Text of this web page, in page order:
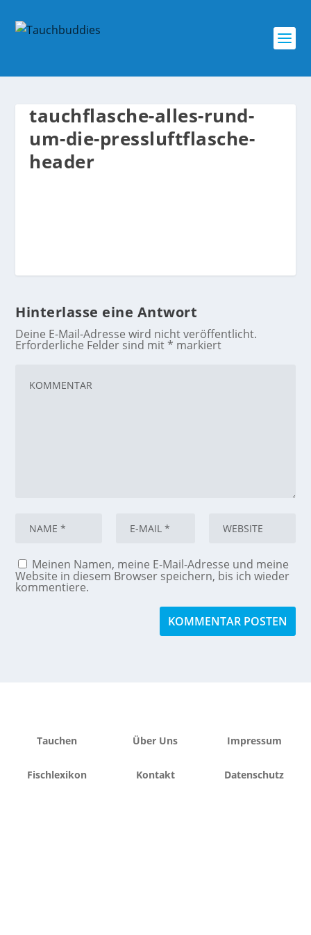
tauchflasche-alles-rund-
um-die-pressluftflasche-
header
Hinterlasse eine Antwort
Deine E-Mail-Adresse wird nicht veröffentlicht.
Erforderliche Felder sind mit* markiert
Meinen Namen, meine E-Mail-Adresse und meine
Website in diesem Browser speichern, bis ich wieder
kommentiere.
Tauchen
Fischlexikon
Über Uns
Kontakt
Impressum
Datenschutz